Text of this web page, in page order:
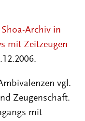
Archiv in
mit Zeitzeugen
vgl.
Zeugenschaft.
mit